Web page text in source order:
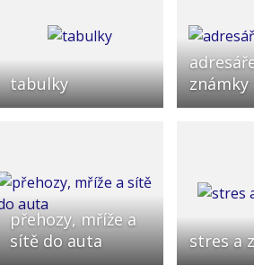
tabulky
známky
přehozy, mříže a
sítě do auta
stres a